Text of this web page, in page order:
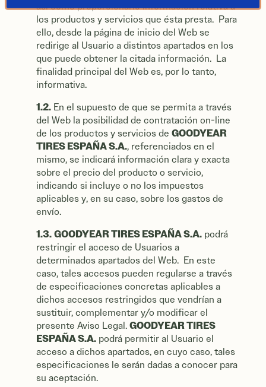
así como proporcionarle información relativa a
los productos y servicios que ésta presta. Para
ello, desde la página de inicio del Web se
redirige al Usuario a distintos apartados en los
que puede obtener la citada información. La
finalidad principal del Web es, por lo tanto,
informativa.
1.2. En el supuesto de que se permita a través
del Web la posibilidad de contratación on-line
de los productos y servicios de GOODYEAR
TIRES ESPAÑA S.A., referenciados en el
mismo, se indicará información clara y exacta
sobre el precio del producto o servicio,
indicando si incluye o no los impuestos
aplicables y, en su caso, sobre los gastos de
envío.
1.3.GOODYEAR TIRES ESPAÑA S.A. podrá
restringir el acceso de Usuarios a
determinados apartados del Web. En este
caso, tales accesos pueden regularse a través
de especificaciones concretas aplicables a
dichos accesos restringidos que vendrían a
sustituir, complementar y/o modificar el
presente Aviso Legal. GOODYEAR TIRES
ESPAÑA S.A. podrá permitir al Usuario el
acceso a dichos apartados, en cuyo caso, tales
especificaciones le serán dadas a conocer para
su aceptación.